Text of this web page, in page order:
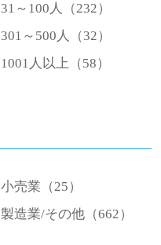
31～100人（232）
301～500人（32）
1001人以上（58）
小売業（25）
製造業/その他（662）